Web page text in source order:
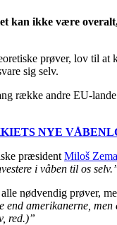
ikke være
prøver, lov til
sig selv.
række andre EU-
NYE
præsident Miloš
i våben til os
nødvendig prøver,
end amerikanerne,
red.)”